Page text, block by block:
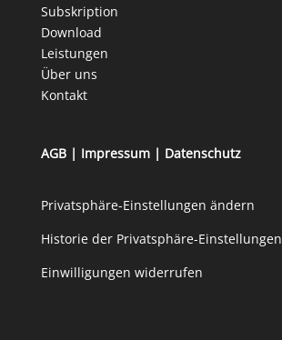
Subskription
Download
Leistungen
Über uns
Kontakt
AGB| Impressum| Datenschutz
Privatsphäre-Einstellungen ändern
Historie der Privatsphäre-Einstellungen
Einwilligungen widerrufen